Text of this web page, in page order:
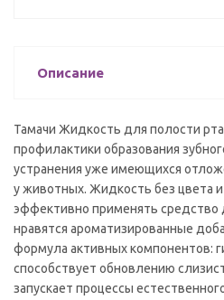
Описание
Тамачи Жидкость для полости
профилактики образования
устранения уже имеющихся
у животных. Жидкость без цвета и
эффективно применять
нравятся ароматизированные
формула активных компонентов:
способствует обновлению
запускает процессы